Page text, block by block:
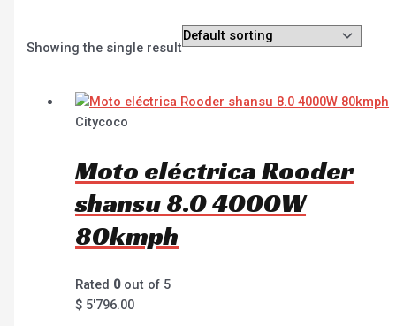
Showing the single result
Citycoco
Moto eléctrica Rooder
shansu 8.0 4000W
80kmph
Rated 0out of 5
$ 5'796.00